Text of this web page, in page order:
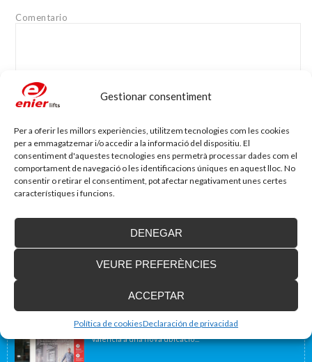
Gestionar consentiment
Per a oferir les millors experiències, utilitzem tecnologies com les cookies
per a emmagatzemar i/o accedir a la informació del dispositiu. El
consentiment d'aquestes tecnologies ens permetrà processar dades com el
comportament de navegació o les identificacions úniques en aquest lloc. No
consentir o retirar el consentiment, pot afectar negativament unes certes
característiques i funcions.
ACCEPTAR
DENEGAR
VEURE PREFERÈNCIES
Política de cookiesDeclaración de privacidad
Comentario
Lloc web
Nova seu d’Enier a la Comunitat Valenciana
Fa uns mesos vam traslladar la nostra delegació de
València a una nova ubicació...